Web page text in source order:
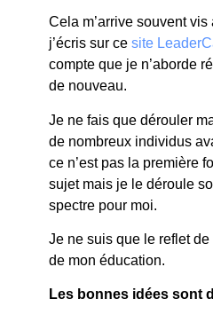
Cela m’arrive souvent
j’écris sur cesite
compte que je n’aborde
de nouveau.
Je ne fais que dérouler
de nombreux individus
ce n’est pas la première
sujet mais je le déroule
spectre pour moi.
Je ne suis que le reflet
de mon éducation.
Les bonnes idées sont